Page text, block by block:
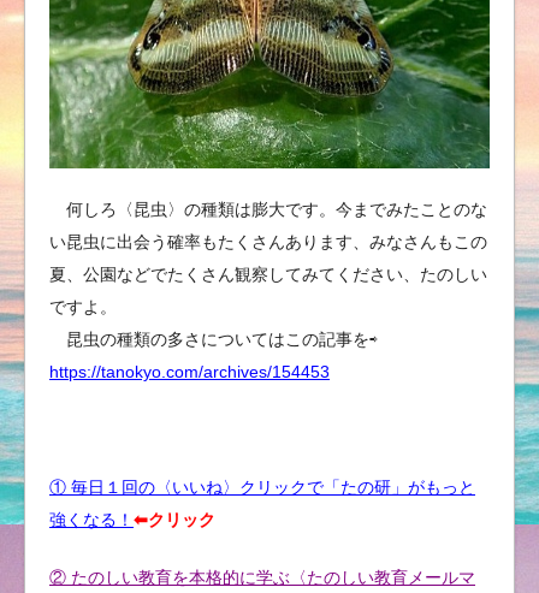
何しろ〈昆虫〉の種類は膨大です。今までみたことのな
い昆虫に出会う確率もたくさんあります、みなさんもこの
夏、公園などでたくさん観察してみてください、たのしい
ですよ。
昆虫の種類の多さについてはこの記事を⇨
https://tanokyo.com/archives/154453
① 毎日１回の〈いいね〉クリックで「たの研」がもっと
強くなる！ ⬅︎クリック
② たのしい教育を本格的に学ぶ〈たのしい教育メールマ